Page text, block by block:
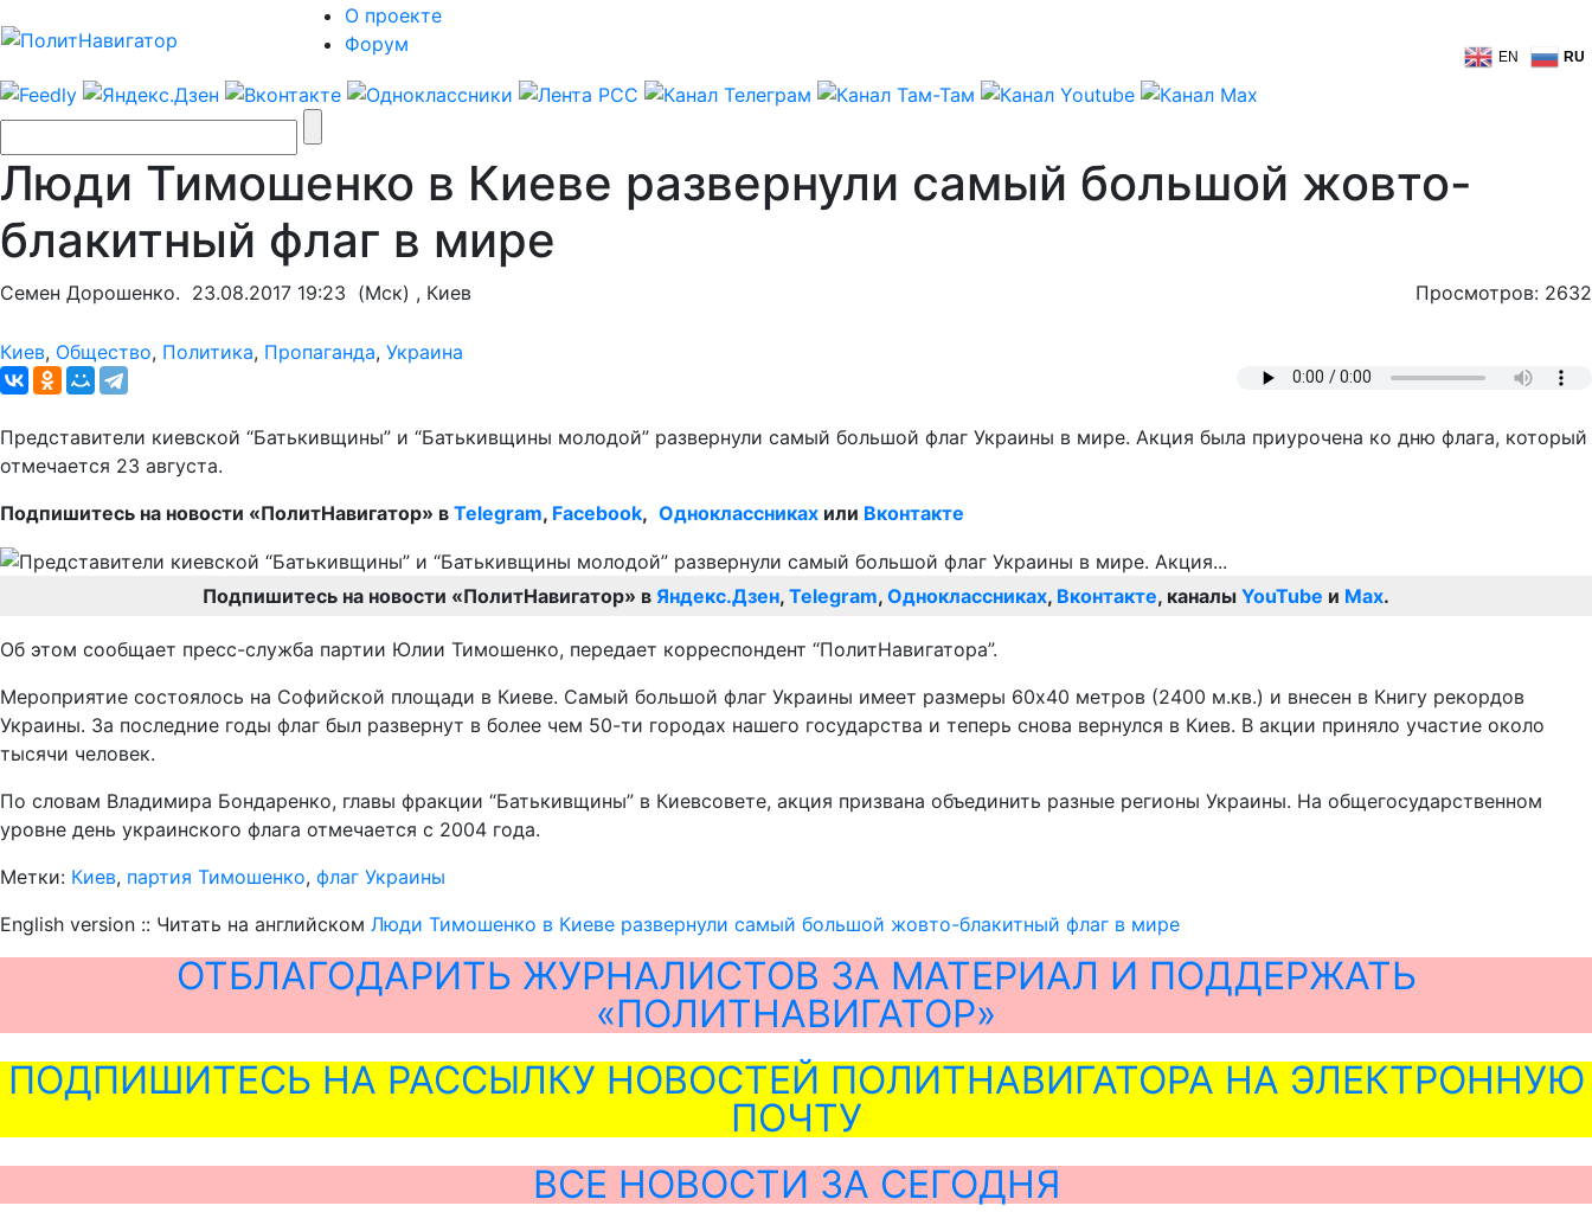
О проекте
Форум
EN RU
Люди Тимошенко в Киеве развернули самый большой жовто-
блакитный флаг в мире
Семен Дорошенко. 23.08.2017 19:23 (Мск) , Киев Просмотров: 2632
Киев, Общество, Политика, Пропаганда, Украина
Представители киевской “Батькивщины” и “Батькивщины молодой” развернули самый большой флаг Украины в мире. Акция была приурочена ко дню флага, который
отмечается 23 августа.
Подпишитесь на новости «ПолитНавигатор» в Telegram, Facebook, Одноклассниках или Вконтакте
Подпишитесь на новости «ПолитНавигатор» в Яндекс.Дзен, Telegram, Одноклассниках, Вконтакте, каналы YouTube и Max.
Об этом сообщает пресс-служба партии Юлии Тимошенко, передает корреспондент “ПолитНавигатора”.
Мероприятие состоялось на Софийской площади в Киеве. Самый большой флаг Украины имеет размеры 60х40 метров (2400 м.кв.) и внесен в Книгу рекордов
Украины. За последние годы флаг был развернут в более чем 50-ти городах нашего государства и теперь снова вернулся в Киев. В акции приняло участие около
тысячи человек.
По словам Владимира Бондаренко, главы фракции “Батькивщины” в Киевсовете, акция призвана объединить разные регионы Украины. На общегосударственном
уровне день украинского флага отмечается с 2004 года.
Метки: Киев, партия Тимошенко, флаг Украины
English version :: Читать на английском Люди Тимошенко в Киеве развернули самый большой жовто-блакитный флаг в мире
ОТБЛАГОДАРИТЬ ЖУРНАЛИСТОВ ЗА МАТЕРИАЛ И ПОДДЕРЖАТЬ
«ПОЛИТНАВИГАТОР»
ПОДПИШИТЕСЬ НА РАССЫЛКУ НОВОСТЕЙ ПОЛИТНАВИГАТОРА НА ЭЛЕКТРОННУЮ
ПОЧТУ
ВСЕ НОВОСТИ ЗА СЕГОДНЯ